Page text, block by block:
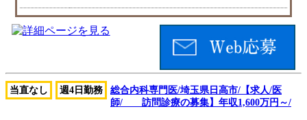
当直なし 週4日勤務
総合内科専門医/埼玉県日高市/【求人/医
師/ 訪問診療の募集】年収1,600万円～/